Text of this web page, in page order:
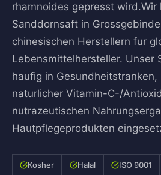
rhamnoides gepresst wird.Wir
Sanddornsaft in
chinesischen Herstellern fur
Lebensmittelhersteller. Unser
haufig in Gesundheitstranken,
naturlicher Vitamin-C-/
nutrazeutischen
Hautpflegeprodukten
Kosher Halal ISO 9001